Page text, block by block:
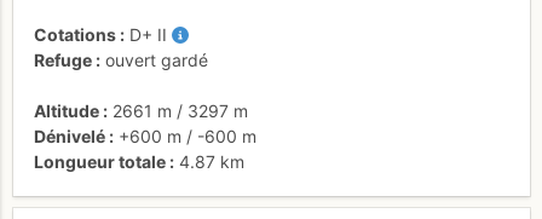
Cotations D+ II
Refuge
ouvert gardé
Altitude 2661 m / 3297 m
Dénivelé
+600 m / -600 m
Longueur totale
4.87 km